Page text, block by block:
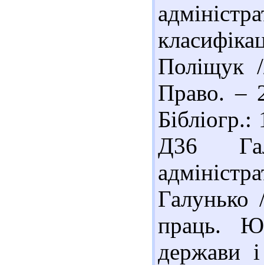
Поліщук
Право. –
Д36
праць.
держави